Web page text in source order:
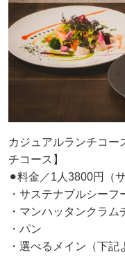
カジュアルランチコー
チコース】
⚫︎料金／1人3800円（サ
・サステナブルシー
・マンハッタンクラム
・パン
・選べるメイン（下記